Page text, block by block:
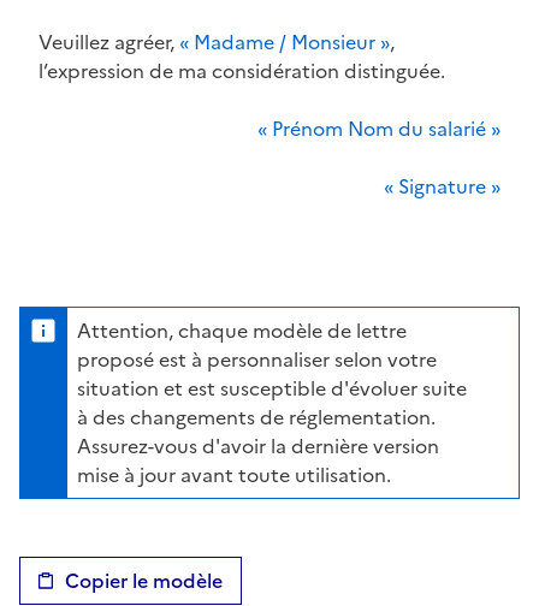
Veuillez agréer, « Madame / Monsieur »,
l’expression de ma considération distinguée.
« Prénom Nom du salarié »
« Signature »
Attention, chaque modèle de lettre
proposé est à personnaliser selon votre
situation et est susceptible d'évoluer suite
à des changements de réglementation.
Assurez-vous d'avoir la dernière version
mise à jour avant toute utilisation.
Copier le modèle